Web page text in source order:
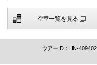
空室一覧を見る
ツアーID：HN-409402